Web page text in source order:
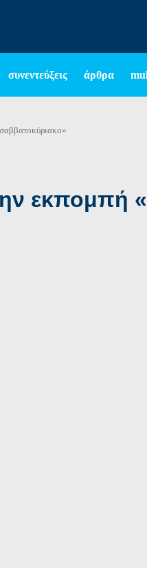
συνεντεύξεις άρθρα
εκπομπή